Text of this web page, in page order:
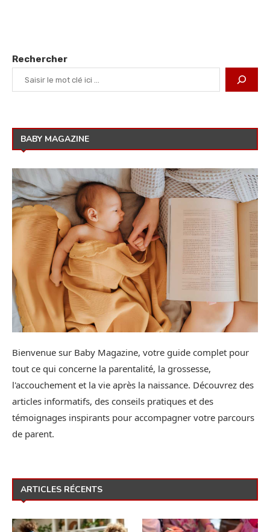
Rechercher
BABY MAGAZINE
Bienvenue sur Baby Magazine, votre guide complet pour
tout ce qui concerne la parentalité, la grossesse,
l'accouchement et la vie après la naissance. Découvrez des
articles informatifs, des conseils pratiques et des
témoignages inspirants pour accompagner votre parcours
de parent.
ARTICLES RÉCENTS